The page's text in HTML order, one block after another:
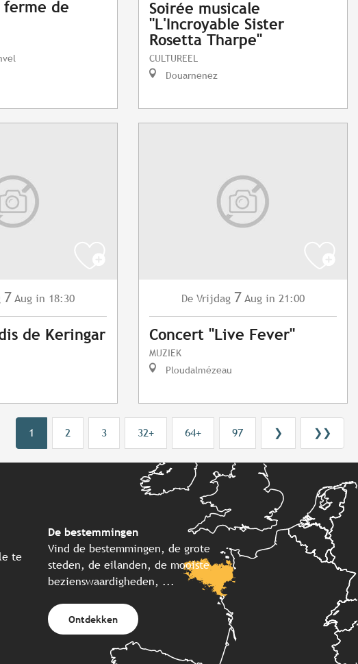
de
Soirée musicale
"L'Incroyable Sister
Rosetta Tharpe"
CULTUREEL
Douarnenez
7 Aug in 18:30
de Keringar
De Vrijdag 7 Aug in 21:00
Concert "Live Fever"
MUZIEK
Ploudalmézeau
1 2 3 32+ 64+ 97 ❯ ❯❯
te
De bestemmingen
Vind de bestemmingen, de grote
steden, de eilanden, de mooiste
bezienswaardigheden, ...
Ontdekken